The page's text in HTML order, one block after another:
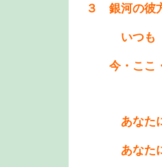
３ 銀河の彼
いつも
今・ここ
あなたに
あなたに